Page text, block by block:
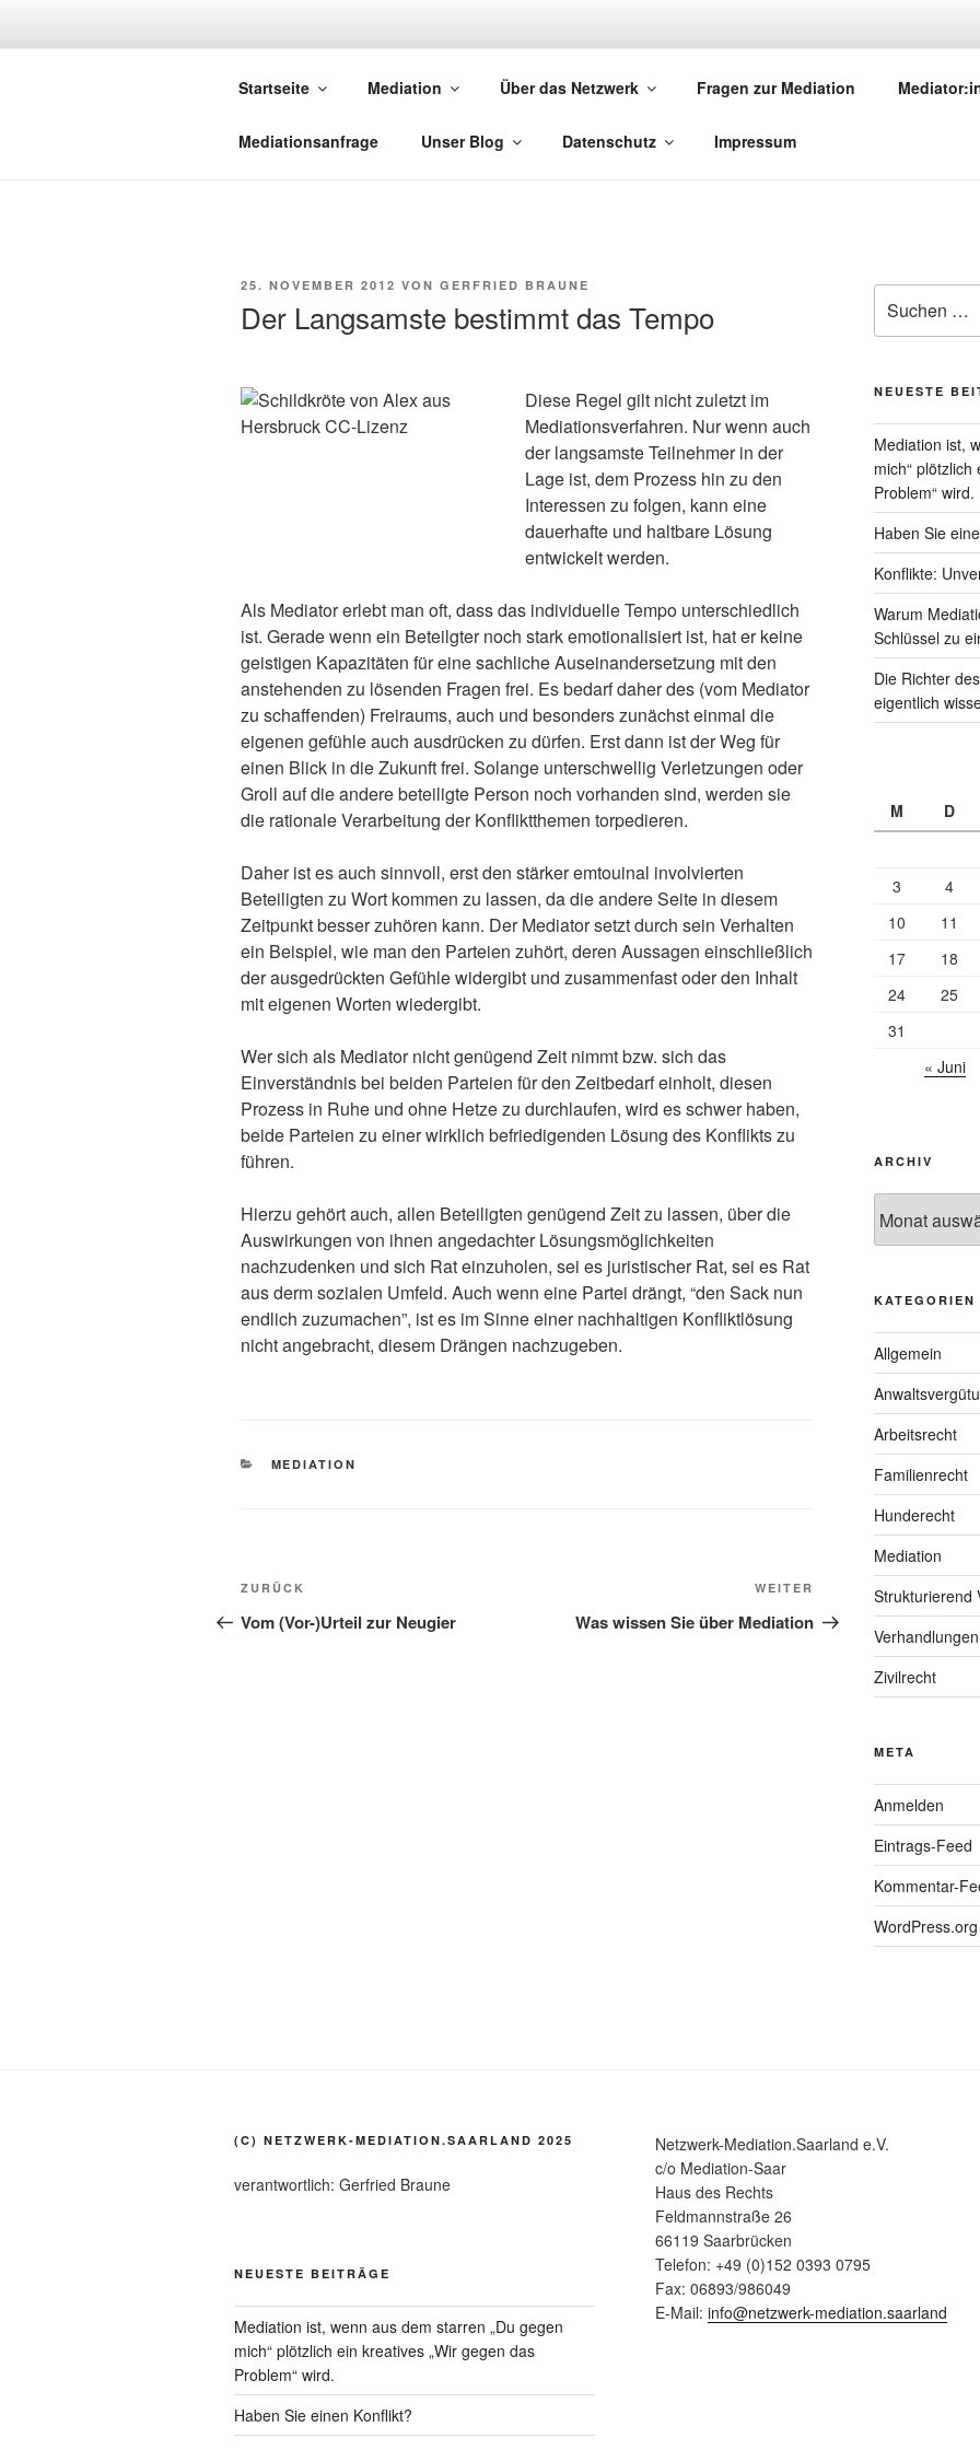
NETZWERK-
Startseite Mediation Über das Netzwerk Fragen zur Mediation
Mediationsanfrage Unser Blog Datenschutz Impressum
VERÖFFENTLICHT
25. NOVEMBER 2012 VON GERFRIED BRAUNE
Der Langsamste bestimmt das Tempo
Diese Regel gilt nicht zuletzt im
Mediationsverfahren. Nur wenn auch
der langsamste Teilnehmer in der
Lage ist, dem Prozess hin zu den
Interessen zu folgen, kann eine
dauerhafte und haltbare Lösung
entwickelt werden.
Als Mediator erlebt man oft, dass das individuelle Tempo unterschiedlich
ist. Gerade wenn ein Beteilgter noch stark emotionalisiert ist, hat er keine
geistigen Kapazitäten für eine sachliche Auseinandersetzung mit den
anstehenden zu lösenden Fragen frei. Es bedarf daher des (vom Mediator
zu schaffenden) Freiraums, auch und besonders zunächst einmal die
eigenen gefühle auch ausdrücken zu dürfen. Erst dann ist der Weg für
einen Blick in die Zukunft frei. Solange unterschwellig Verletzungen oder
Groll auf die andere beteiligte Person noch vorhanden sind, werden sie
die rationale Verarbeitung der Konfliktthemen torpedieren.
Daher ist es auch sinnvoll, erst den stärker emtouinal involvierten
Beteiligten zu Wort kommen zu lassen, da die andere Seite in diesem
Zeitpunkt besser zuhören kann. Der Mediator setzt durch sein Verhalten
ein Beispiel, wie man den Parteien zuhört, deren Aussagen einschließlich
der ausgedrückten Gefühle widergibt und zusammenfast oder den Inhalt
mit eigenen Worten wiedergibt.
Wer sich als Mediator nicht genügend Zeit nimmt bzw. sich das
Einverständnis bei beiden Parteien für den Zeitbedarf einholt, diesen
Prozess in Ruhe und ohne Hetze zu durchlaufen, wird es schwer haben,
beide Parteien zu einer wirklich befriedigenden Lösung des Konflikts zu
führen.
Hierzu gehört auch, allen Beteiligten genügend Zeit zu lassen, über die
Auswirkungen von ihnen angedachter Lösungsmöglichkeiten
nachzudenken und sich Rat einzuholen, sei es juristischer Rat, sei es Rat
aus derm sozialen Umfeld. Auch wenn eine Partei drängt, “den Sack nun
endlich zuzumachen”, ist es im Sinne einer nachhaltigen Konfliktlösung
nicht angebracht, diesem Drängen nachzugeben.
KATEGORIEN
MEDIATION
Beitragsnavigation
Vorheriger
Beitrag
ZURÜCK
Vom (Vor-)Urteil zur Neugier
Nächster
Beitrag
WEITER
Was wissen Sie über Mediation
nach:
NEUESTE
Mediation ist,
mich“
Problem“ wird.
Haben Sie
Konflikte:
Warum
Schlüssel zu
Die Richter
eigentlich
M
D
3
4
10
11
17
18
24
25
31
« Juni
ARCHIV
KATEGORIEN
Allgemein
Arbeitsrecht
Familienrecht
Hunderecht
Mediation
Strukturierend
Verhandlungen
Zivilrecht
META
Anmelden
Eintrags-Feed
Kommentar-
WordPress.org
(C) NETZWERK-MEDIATION.SAARLAND 2025
verantwortlich: Gerfried Braune
NEUESTE BEITRÄGE
Mediation ist, wenn aus dem starren „Du gegen
mich“ plötzlich ein kreatives „Wir gegen das
Problem“ wird.
Haben Sie einen Konflikt?
Netzwerk-Mediation.Saarland e.V.
c/o Mediation-Saar
Haus des Rechts
Feldmannstraße 26
66119 Saarbrücken
Telefon: +49 (0)152 0393 0795
Fax: 06893/986049
E-Mail: info@netzwerk-mediation.saarland